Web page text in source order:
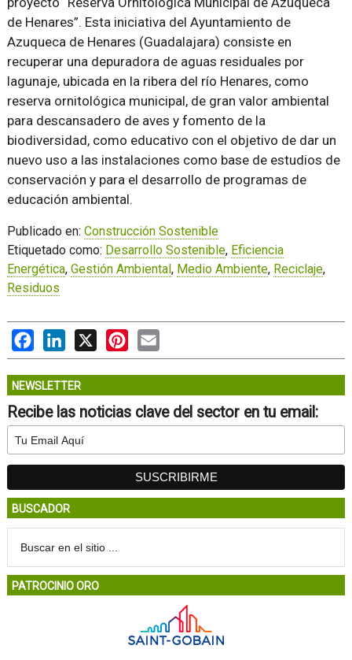
de Henares”. Esta iniciativa del Ayuntamiento de
Azuqueca de Henares (Guadalajara) consiste en
recuperar una depuradora de aguas residuales por
lagunaje, ubicada en la ribera del río Henares, como
reserva ornitológica municipal, de gran valor ambiental
para descansadero de aves y fomento de la
biodiversidad, como educativo con el objetivo de dar un
nuevo uso a las instalaciones como base de estudios de
conservación y para el desarrollo de programas de
educación ambiental.
Publicado en: Construcción Sostenible
Etiquetado como: Desarrollo Sostenible, Eficiencia
Energética, Gestión Ambiental, Medio Ambiente, Reciclaje,
Residuos
FacebookLinkedIn
X PinterestEmail
NEWSLETTER
Recibe las noticias clave del sector en tu email:
BUSCADOR
PATROCINIO ORO